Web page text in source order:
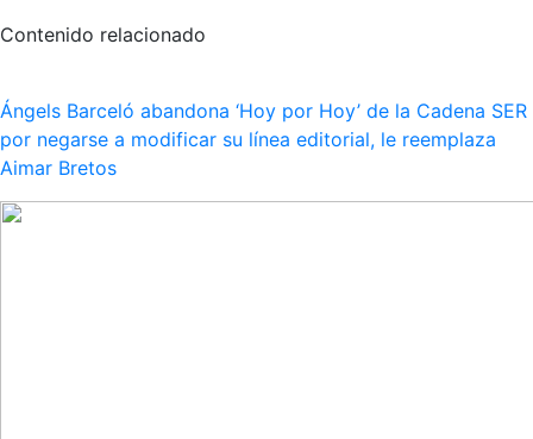
Contenido relacionado
Ángels Barceló abandona ‘Hoy por Hoy’ de la Cadena SER
por negarse a modificar su línea editorial, le reemplaza
Aimar Bretos